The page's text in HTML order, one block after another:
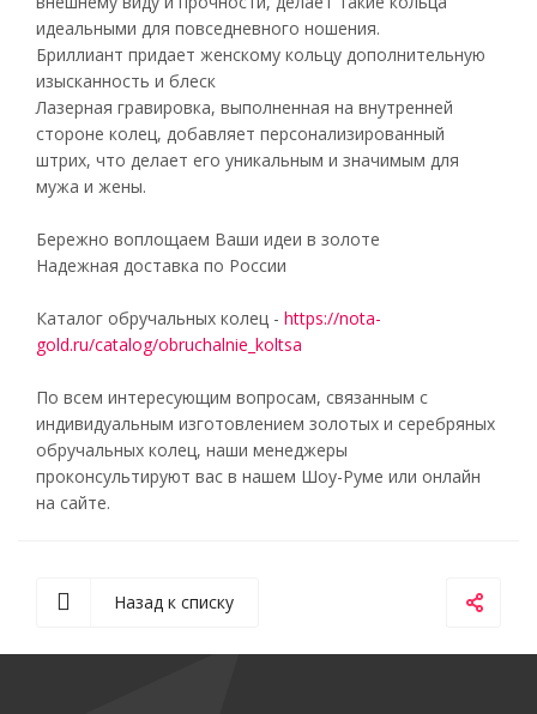
идеальными для повседневного ношения.
Бриллиант придает женскому кольцу дополнительную
изысканность и блеск
Лазерная гравировка, выполненная на внутренней
стороне колец, добавляет персонализированный
штрих, что делает его уникальным и значимым для
мужа и жены.
Бережно воплощаем Ваши идеи в золоте
Надежная доставка по России
Каталог обручальных колец - https://nota-
gold.ru/catalog/obruchalnie_koltsa
По всем интересующим вопросам, связанным с
индивидуальным изготовлением золотых и серебряных
обручальных колец, наши менеджеры
проконсультируют вас в нашем Шоу-Руме или онлайн
на сайте.
Назад к списку